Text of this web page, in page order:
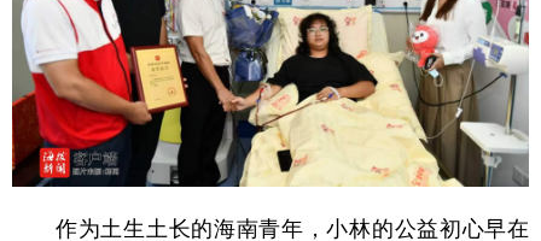
作为土生土长的海南青年，小林的公益初心早在